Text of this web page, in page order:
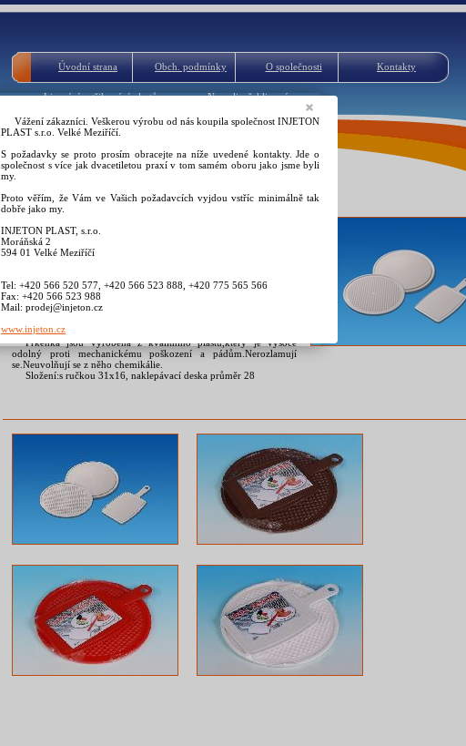
Úvodní strana Obch. podmínky O společnosti Kontakty
Lisování vstřikování plastů Napsali a řekli o nás
Prkénko kuchyň-sada LENKA,krájecí
můžete je sladit s barvou kuchyně a doplňků. Pořídíte sadu
výhodněji o proti nákupu jednotlivých prkének. Plastová
prkénka z plastu jsou výhodná-nepřenášejí pachy ani chutě z
Studie- test v nabídce zboží.
Prkénka mají protiskluzové dezény a drážky na odvod šťávy.
uchycení a oka na zavěšení.
Prkénka jsou vyrobena z kvalitního plastu,který je vysoce
odolný proti mechanickému poškození a pádům.Nerozlamují
se.Neuvolňují se z něho chemikálie.
Složení:s ručkou 31x16, naklepávací deska průměr 28
Vážení zákazníci. Veškerou výrobu od nás koupila společnost INJETON
PLAST s.r.o. Velké Meziříčí.
S požadavky se proto prosím obracejte na níže uvedené kontakty. Jde o
společnost s více jak dvacetiletou praxí v tom samém oboru jako jsme byli
my.
Proto věřím, že Vám ve Vašich požadavcích vyjdou vstříc minimálně tak
dobře jako my.
INJETON PLAST, s.r.o.
Moráňská 2
594 01 Velké Meziříčí
Tel: +420 566 520 577, +420 566 523 888, +420 775 565 566
Fax: +420 566 523 988
Mail: prodej@injeton.cz
www.injeton.cz